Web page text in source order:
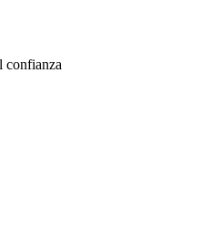
confianza